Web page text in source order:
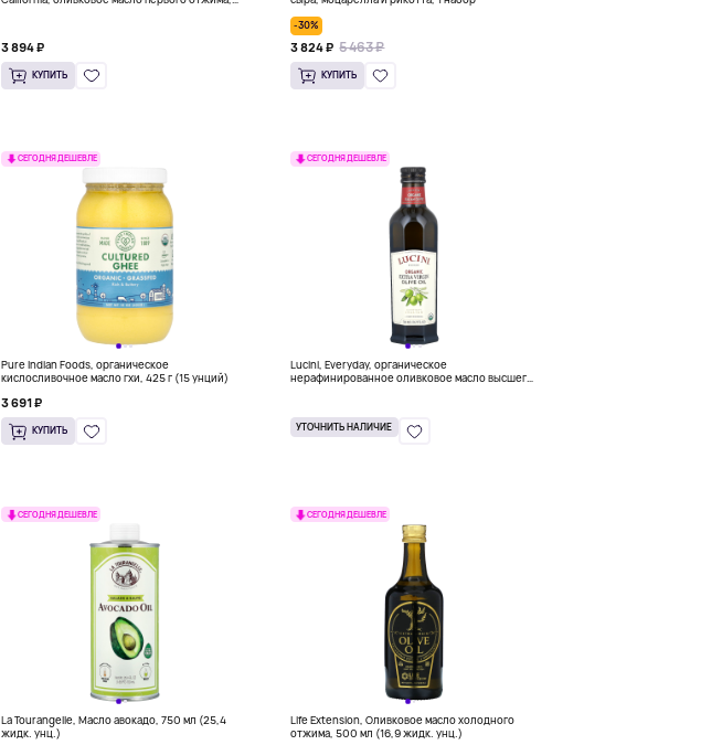
3 894 ₽
КУПИТЬ
-30%
3 824 ₽ 5 463 ₽
КУПИТЬ
СЕГОДНЯ ДЕШЕВЛЕ
Pure Indian Foods, органическое
кислосливочное масло гхи, 425 г (15 унций)
3 691 ₽
КУПИТЬ
СЕГОДНЯ ДЕШЕВЛЕ
Lucini, Everyday, органическое
нерафинированное оливковое масло высшего
УТОЧНИТЬ НАЛИЧИЕ
СЕГОДНЯ ДЕШЕВЛЕ
La Tourangelle, Масло авокадо, 750 мл (25,4
жидк. унц.)
СЕГОДНЯ ДЕШЕВЛЕ
Life Extension, Оливковое масло холодного
отжима, 500 мл (16,9 жидк. унц.)